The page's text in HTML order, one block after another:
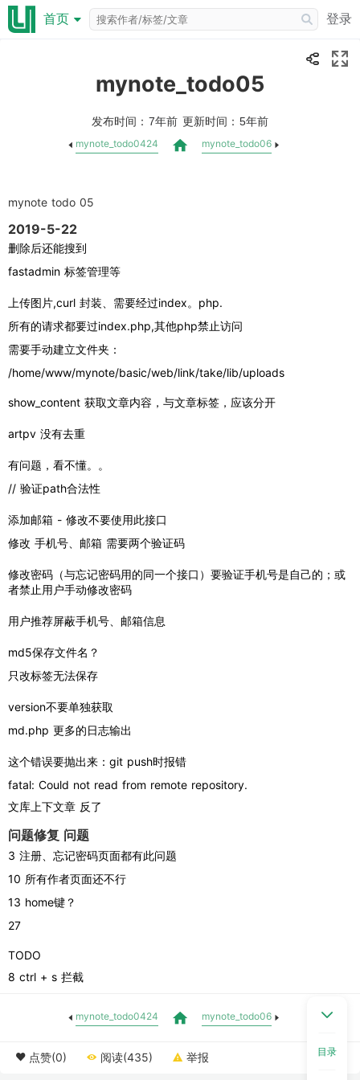
首页 登录
mynote_todo05
发布时间： 7年前 更新时间： 5年前
mynote_todo0424 mynote_todo06
mynote todo 05
2019-5-22
删除后还能搜到
fastadmin 标签管理等
上传图片,curl 封装、需要经过index。php.
所有的请求都要过index.php,其他php禁止访问
需要手动建立文件夹：
/home/www/mynote/basic/web/link/take/lib/uploads
show_content 获取文章内容，与文章标签，应该分开
artpv 没有去重
有问题，看不懂。。
// 验证path合法性
添加邮箱 - 修改不要使用此接口
修改 手机号、邮箱 需要两个验证码
修改密码（与忘记密码用的同一个接口）要验证手机号是自己的；或
者禁止用户手动修改密码
用户推荐屏蔽手机号、邮箱信息
md5保存文件名？
只改标签无法保存
version不要单独获取
md.php 更多的日志输出
这个错误要抛出来：git push时报错
fatal: Could not read from remote repository.
文库上下文章 反了
问题修复 问题
3 注册、忘记密码页面都有此问题
10 所有作者页面还不行
13 home键？
27
TODO
8 ctrl + s 拦截
mynote_todo0424 mynote_todo06
点赞(0) 阅读(435) 举报 目录